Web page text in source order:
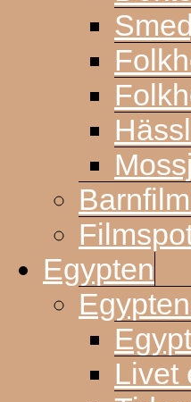
Egypten
Livet